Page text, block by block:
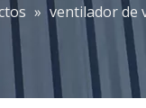
» ventilador de